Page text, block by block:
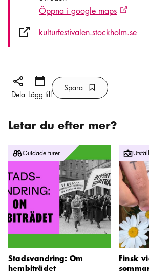
Öppna i google maps Extern
Extern ikonkulturfestivalen.stockholm.se
Dela ikon
Dela
Lägg till
Kalender ikon
Lägg till
Spara Bokmärke ikon
Spara
Letar du efter mer?
Stadsvandring: Om hembiträdet
Guidade turer
Stadsvandring: Om
hembiträdet
Finsk
Finsk